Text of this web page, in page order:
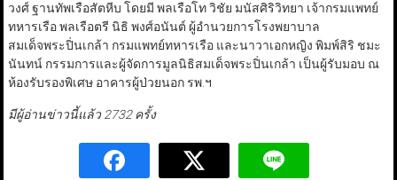
วงศ์ ฐานทัพเรือสัตหีบ โดยมี พลเรือโท วิชัย มนัสศิริวิทยา เจ้ากรมแพทย์
ทหารเรือ พลเรือตรี นิธิ พงศ์อนันต์ ผู้อำนวยการโรงพยาบาล
สมเด็จพระปิ่นเกล้า กรมแพทย์ทหารเรือ และนาวาเอกหญิง พิมพ์สิริ ชมะ
นันทน์ กรรมการและผู้จัดการมูลนิธิสมเด็จพระปิ่นเกล้า เป็นผู้รับมอบ ณ
ห้องรับรองพิเศษ อาคารผู้ป่วยนอก รพ.ฯ
มีผู้อ่านข่าวนี้แล้ว 2732 ครั้ง